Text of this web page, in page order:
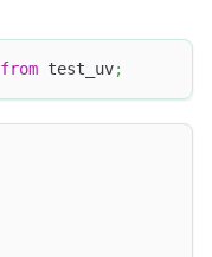
from test_uv;